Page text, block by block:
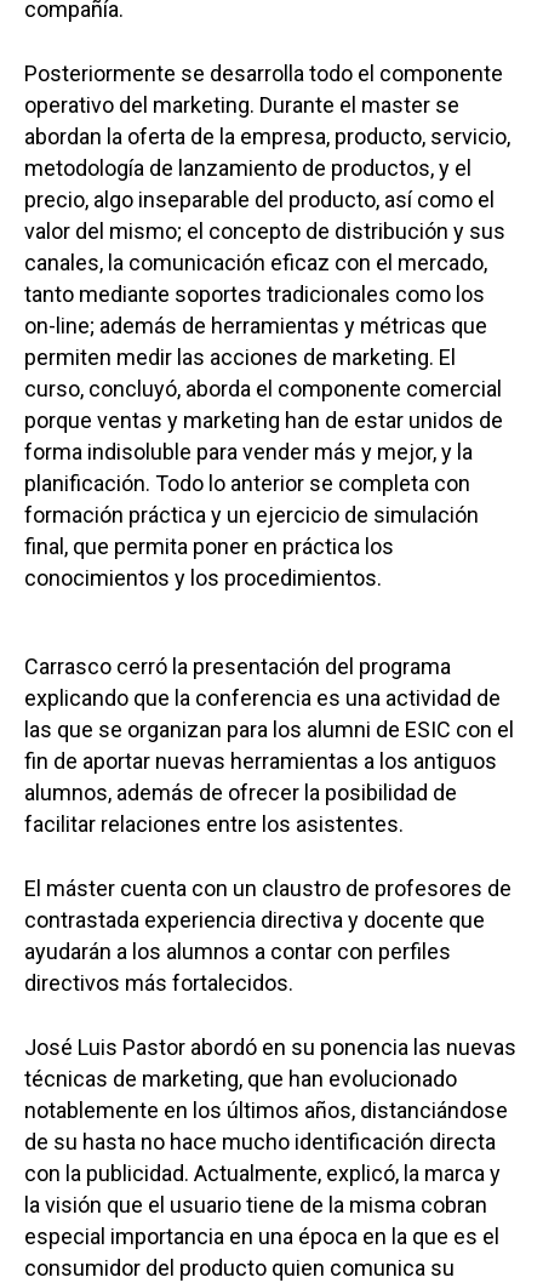
compañía.
Posteriormente se desarrolla todo el componente
operativo del marketing. Durante el master se
abordan la oferta de la empresa, producto, servicio,
metodología de lanzamiento de productos, y el
precio, algo inseparable del producto, así como el
valor del mismo; el concepto de distribución y sus
canales, la comunicación eficaz con el mercado,
tanto mediante soportes tradicionales como los
on-line; además de herramientas y métricas que
permiten medir las acciones de marketing. El
curso, concluyó, aborda el componente comercial
porque ventas y marketing han de estar unidos de
forma indisoluble para vender más y mejor, y la
planificación. Todo lo anterior se completa con
formación práctica y un ejercicio de simulación
final, que permita poner en práctica los
conocimientos y los procedimientos.
Carrasco cerró la presentación del programa
explicando que la conferencia es una actividad de
las que se organizan para los alumni de ESIC con el
fin de aportar nuevas herramientas a los antiguos
alumnos, además de ofrecer la posibilidad de
facilitar relaciones entre los asistentes.
El máster cuenta con un claustro de profesores de
contrastada experiencia directiva y docente que
ayudarán a los alumnos a contar con perfiles
directivos más fortalecidos.
José Luis Pastor abordó en su ponencia las nuevas
técnicas de marketing, que han evolucionado
notablemente en los últimos años, distanciándose
de su hasta no hace mucho identificación directa
con la publicidad. Actualmente, explicó, la marca y
la visión que el usuario tiene de la misma cobran
especial importancia en una época en la que es el
consumidor del producto quien comunica su